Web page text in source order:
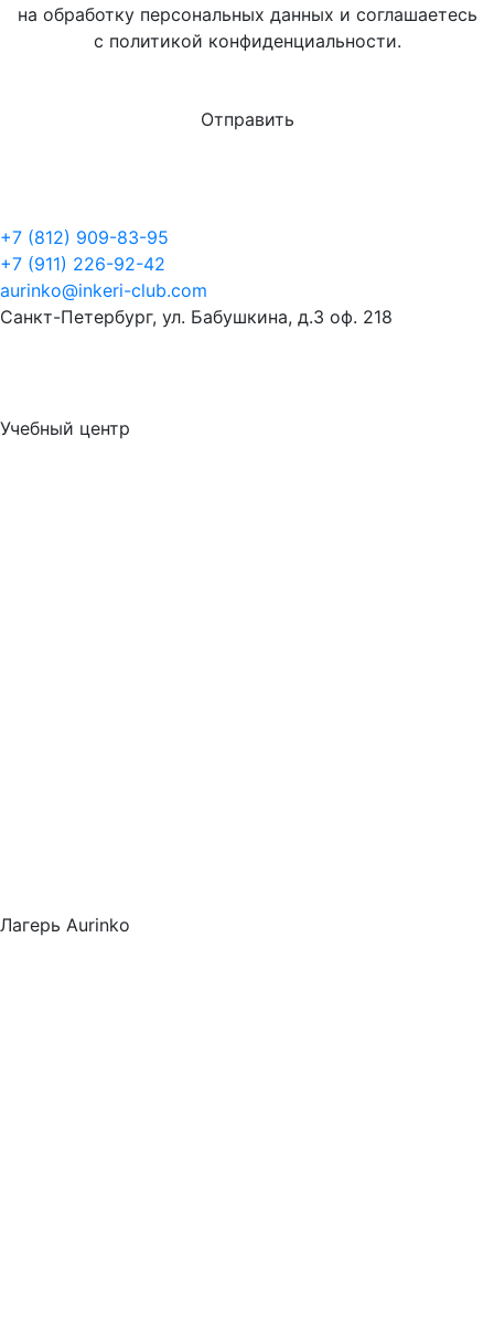
на обработку персональных данных и соглашаетесь
с политикой конфиденциальности.
+7 (812) 909-83-95
+7 (911) 226-92-42
aurinko@inkeri-club.com
Санкт-Петербург, ул. Бабушкина, д.3 оф. 218
Учебный центр
Лагерь Aurinko